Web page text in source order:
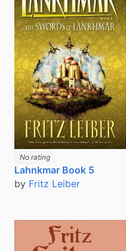
No rating
Lahnkmar Book 5
by Fritz Leiber